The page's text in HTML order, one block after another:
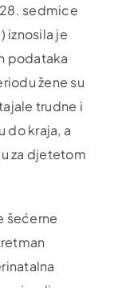
sedmice
iznosila je
podataka
žene su
trudne i
do kraja, a
za djetetom
šećerne